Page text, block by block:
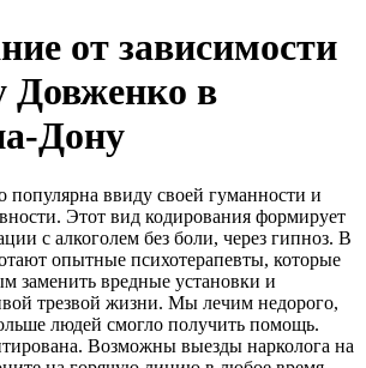
от зависимости
Довженко в
Дону
ввиду своей гуманности и
Этот вид кодирования формирует
с алкоголем без боли, через гипноз. В
опытные психотерапевты, которые
заменить вредные установки и
трезвой жизни. Мы лечим недорого,
людей смогло получить помощь.
Возможны выезды нарколога на